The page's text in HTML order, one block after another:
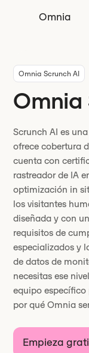
Omnia
Omnia Scrunch AI
Omnia
Scrunch AI es
ofrece cobertura
cuenta con
rastreador de IA
optimización in
los visitantes
diseñada y con
requisitos de
especializados y
de datos de
necesitas ese
equipo específico
por qué Omnia
Empieza